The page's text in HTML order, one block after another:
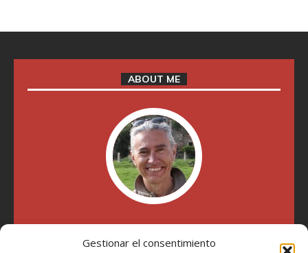
Gestionar el consentimiento
ABOUT ME
"Soy Manel Hospido, nací en Valencia en 1969 y desde el
año 2007 he escrito sobre motos en distintos medios.